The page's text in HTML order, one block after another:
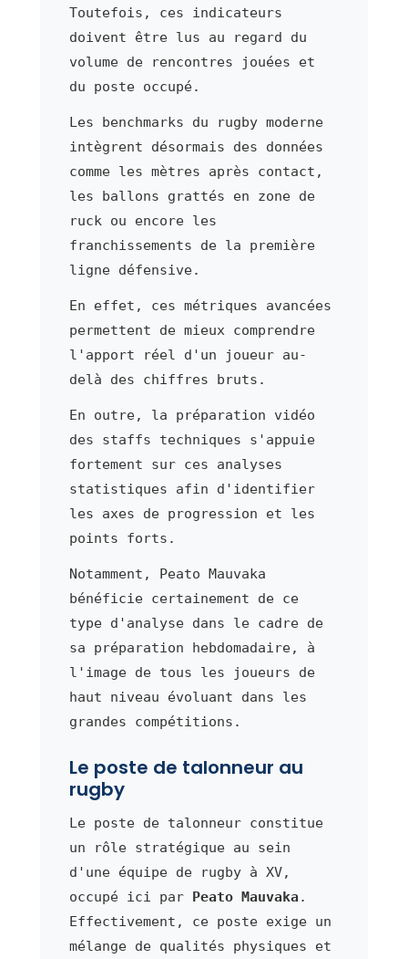
Toutefois, ces indicateurs
doivent être lus au regard du
volume de rencontres jouées et
du poste occupé.
Les benchmarks du rugby moderne
intègrent désormais des données
comme les mètres après contact,
les ballons grattés en zone de
ruck ou encore les
franchissements de la première
ligne défensive.
En effet, ces métriques avancées
permettent de mieux comprendre
l'apport réel d'un joueur au-
delà des chiffres bruts.
En outre, la préparation vidéo
des staffs techniques s'appuie
fortement sur ces analyses
statistiques afin d'identifier
les axes de progression et les
points forts.
Notamment, Peato Mauvaka
bénéficie certainement de ce
type d'analyse dans le cadre de
sa préparation hebdomadaire, à
l'image de tous les joueurs de
haut niveau évoluant dans les
grandes compétitions.
Le poste de talonneur au
rugby
Le poste de talonneur constitue
un rôle stratégique au sein
d'une équipe de rugby à XV,
occupé ici par Peato Mauvaka .
Effectivement, ce poste exige un
mélange de qualités physiques et